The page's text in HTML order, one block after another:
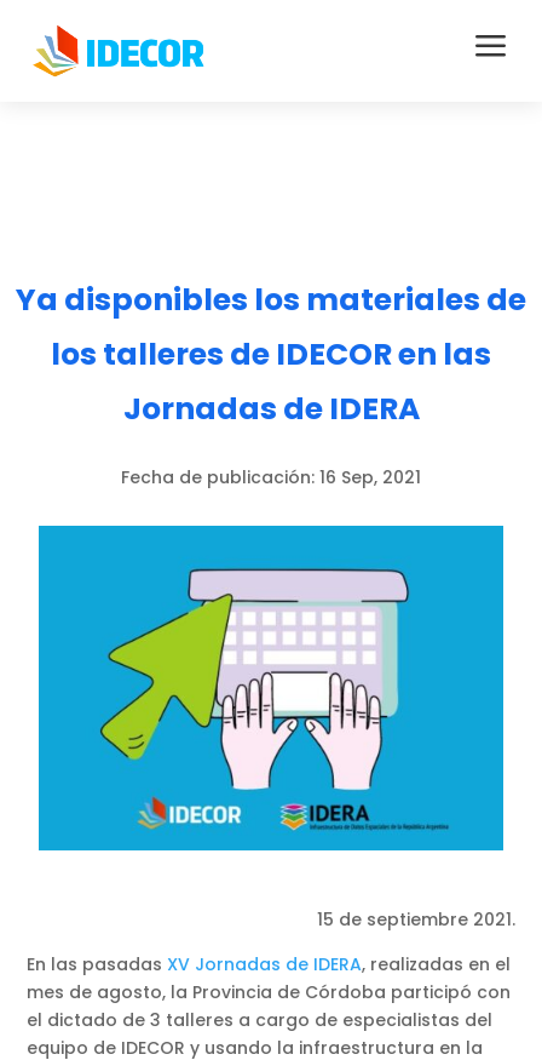
a
Ya disponibles los materiales de
los talleres de IDECOR en las
Jornadas de IDERA
Fecha de publicación: 16 Sep, 2021
15 de septiembre 2021.
En las pasadas XV Jornadas de IDERA, realizadas en el
mes de agosto, la Provincia de Córdoba participó con
el dictado de 3 talleres a cargo de especialistas del
equipo de IDECOR y usando la infraestructura en la